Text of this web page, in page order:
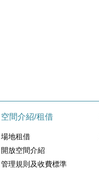
空間介紹/租借
場地租借
開放空間介紹
管理規則及收費標準